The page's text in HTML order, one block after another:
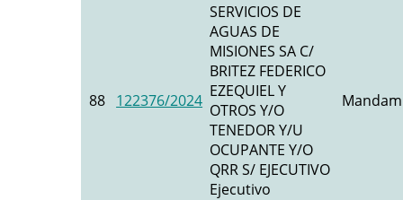
88 122376/2024
SERVICIOS DE
AGUAS DE
MISIONES SA C/
BRITEZ FEDERICO
EZEQUIEL Y
OTROS Y/O
TENEDOR Y/U
OCUPANTE Y/O
QRR S/ EJECUTIVO
Ejecutivo